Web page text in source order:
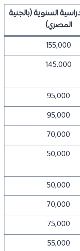
السنوية (بالجنية
المصري)
155,000
145,000
95,000
95,000
70,000
50,000
50,000
70,000
75,000
55,000